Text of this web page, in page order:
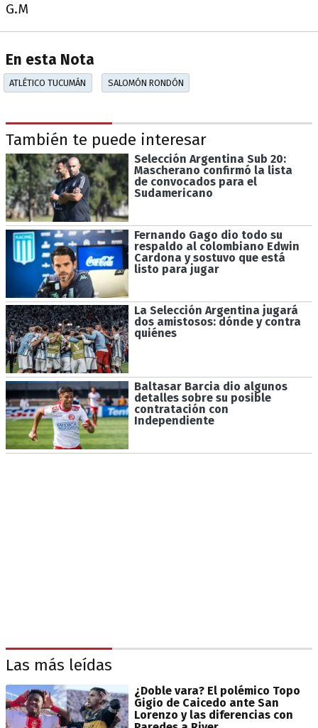
G.M
En esta Nota
ATLÉTICO TUCUMÁN SALOMÓN RONDÓN
También te puede interesar
Selección Argentina Sub 20:
Mascherano confirmó la lista
de convocados para el
Sudamericano
Fernando Gago dio todo su
respaldo al colombiano Edwin
Cardona y sostuvo que está
listo para jugar
La Selección Argentina jugará
dos amistosos: dónde y contra
quiénes
Baltasar Barcia dio algunos
detalles sobre su posible
contratación con
Independiente
Las más leídas
¿Doble vara? El polémico Topo
Gigio de Caicedo ante San
Lorenzo y las diferencias con